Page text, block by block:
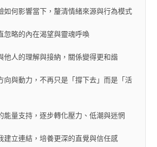
如何影響當下，釐清情緒來源與行為模式
忽略的內在渴望與靈魂呼喚
他人的理解與接納，關係變得更和諧
向與動力，不再只是「撐下去」而是「活
能量支持，逐步轉化壓力、低潮與迷惘
建立連結，培養更深的直覺與信任感